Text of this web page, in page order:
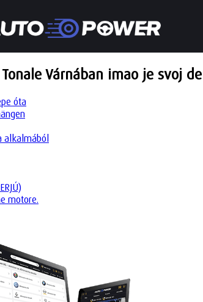
Várnában imao je svoj
óta
motore.